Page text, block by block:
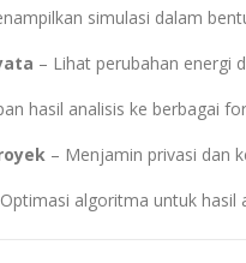
simulasi dalam
– Lihat perubahan energi
hasil analisis ke berbagai
– Menjamin privasi dan
algoritma untuk hasil